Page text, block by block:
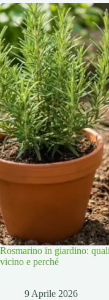
Rosmarino in giardino:
vicino e perché
9 Aprile 2026